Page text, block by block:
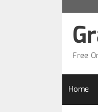
Free
Home